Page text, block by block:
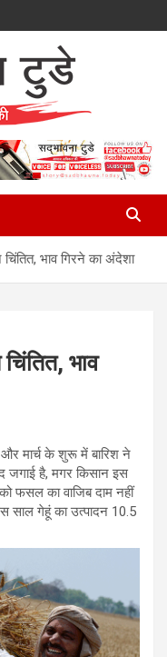
भाव गिरने का अंदेशा
भाव
और मार्च के शुरू में बारिश ने
जगाई है, मगर किसान इस
फसल का वाजिब दाम नहीं
साल गेहूं का उत्पादन 10.5